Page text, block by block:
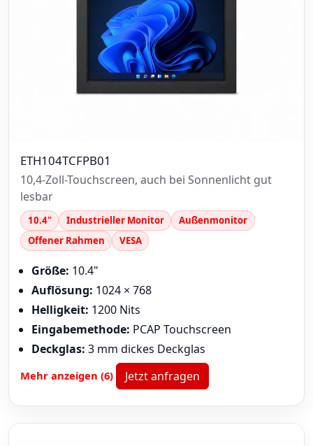
ETH104TCFPB01
10,4-Zoll-Touchscreen, auch bei Sonnenlicht gut
lesbar
10.4" Industrieller Monitor
Außenmonitor
Offener Rahmen
VESA
Größe: 10.4"
Auflösung: 1024 × 768
Helligkeit: 1200 Nits
Eingabemethode: PCAP Touchscreen
Deckglas: 3 mm dickes Deckglas
Mehr anzeigen (6) Jetzt anfragen